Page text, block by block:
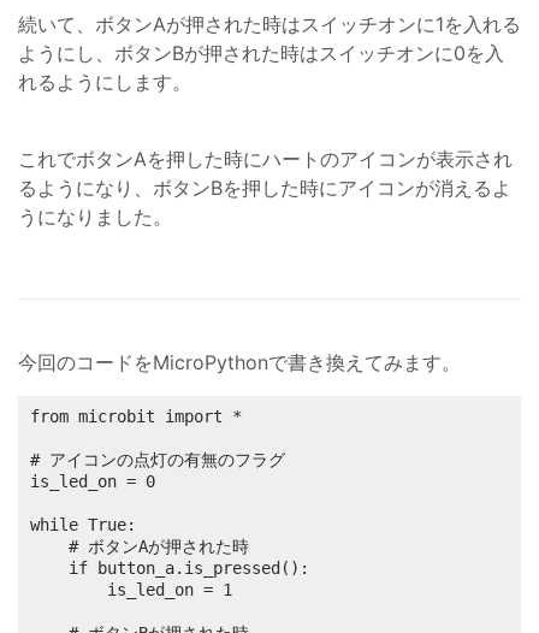
続いて、ボタンAが押された時はスイッチオンに1を入れる
ようにし、ボタンBが押された時はスイッチオンに0を入
れるようにします。
これでボタンAを押した時にハートのアイコンが表示され
るようになり、ボタンBを押した時にアイコンが消えるよ
うになりました。
今回のコードをMicroPythonで書き換えてみます。
from microbit import *
# アイコンの点灯の有無のフラグ
is_led_on = 0
while True: